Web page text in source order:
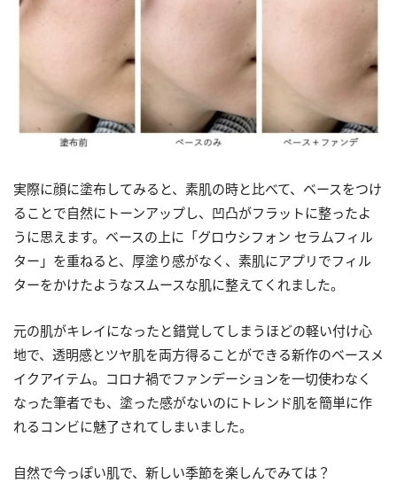
実際に顔に塗布してみると、素肌の時と比べて、ベースをつけ
ることで自然にトーンアップし、凹凸がフラットに整ったよ
うに思えます。ベースの上に「グロウシフォン セラムフィル
ター」を重ねると、厚塗り感がなく、素肌にアプリでフィル
ターをかけたようなスムースな肌に整えてくれました。
元の肌がキレイになったと錯覚してしまうほどの軽い付け心
地で、透明感とツヤ肌を両方得ることができる新作のベースメ
イクアイテム。コロナ禍でファンデーションを一切使わなく
なった筆者でも、塗った感がないのにトレンド肌を簡単に作
れるコンビに魅了されてしまいました。
自然で今っぽい肌で、新しい季節を楽しんでみては？